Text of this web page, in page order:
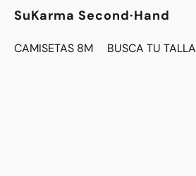
SuKarma Second·Hand
CAMISETAS 8M BUSCA TU TALLA